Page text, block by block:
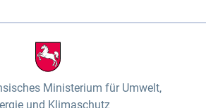
Ministerium für Umwelt,
und Klimaschutz